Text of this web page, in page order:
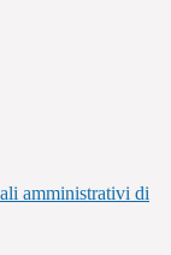
amministrativi di